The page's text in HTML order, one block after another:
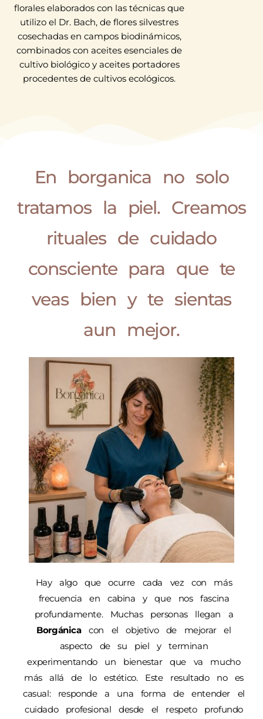
florales elaborados con las técnicas que
utilizo el Dr. Bach, de flores silvestres
cosechadas en campos biodinámicos,
combinados con aceites esenciales de
cultivo biológico y aceites portadores
procedentes de cultivos ecológicos.
En borganica no solo
tratamos la piel. Creamos
rituales de cuidado
consciente para que te
veas bien y te sientas
aun mejor.
Hay algo que ocurre cada vez con más
frecuencia en cabina y que nos fascina
profundamente. Muchas personas llegan a
Borgánicacon el objetivo de mejorar el
aspecto de su piel y terminan
experimentando un bienestar que va mucho
más allá de lo estético. Este resultado no es
casual: responde a una forma de entender el
cuidado profesional desde el respeto profundo